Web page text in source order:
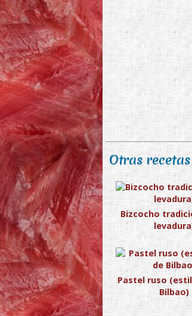
Otras
Bizcocho
Pastel ruso
Bilbao)